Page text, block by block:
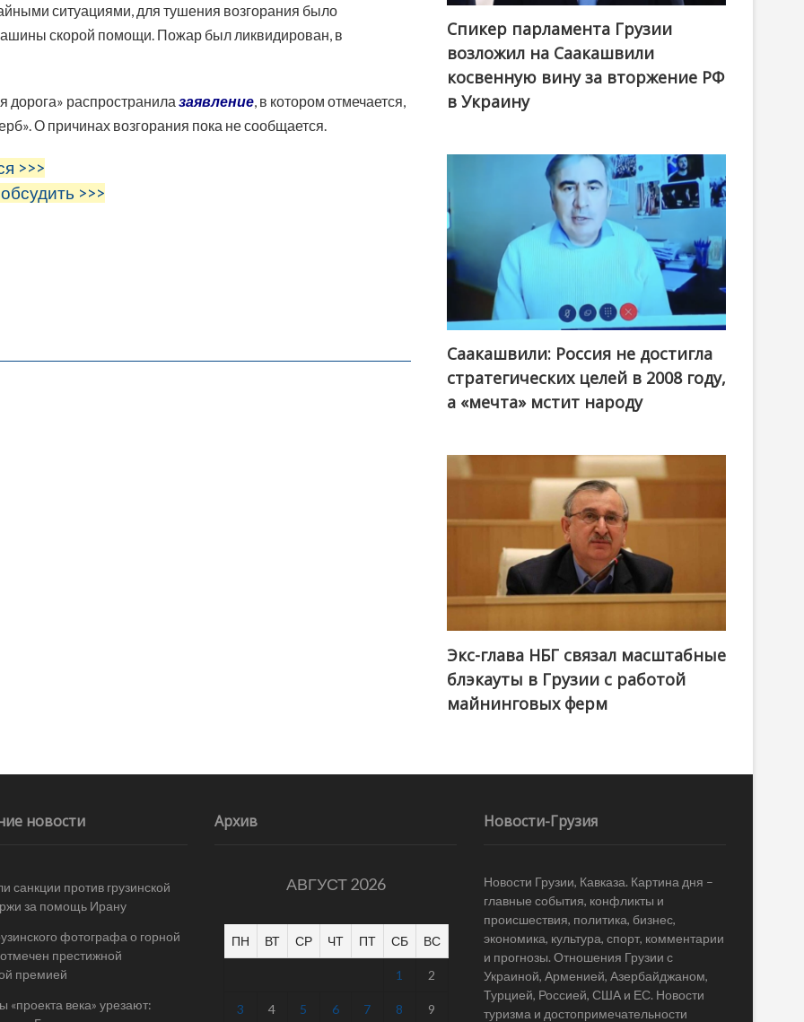
ситуациями, для тушения возгорания было
скорой помощи. Пожар был ликвидирован, в
дорога» распространила заявление, в котором отмечается,
О причинах возгорания пока не сообщается.
>>>
>>>
Спикер парламента Грузии
возложил на Саакашвили
косвенную вину за вторжение РФ
в Украину
Саакашвили: Россия не достигла
стратегических целей в 2008 году,
а «мечта» мстит народу
Экс-глава НБГ связал масштабные
блэкауты в Грузии с работой
майнинговых ферм
новости
санкции против грузинской
за помощь Ирану
фотографа о горной
престижной
премией
«проекта века» урезают:
Архив
АВГУСТ 2026
ПН ВТ СР ЧТ ПТ СБ ВС
1 2
3 4 5 6 7 8 9
Новости-Грузия
Новости Грузии, Кавказа. Картина дня –
главные события, конфликты и
происшествия, политика, бизнес,
экономика, культура, спорт, комментарии
и прогнозы. Отношения Грузии с
Украиной, Арменией, Азербайджаном,
Турцией, Россией, США и ЕС. Новости
туризма и достопримечательности